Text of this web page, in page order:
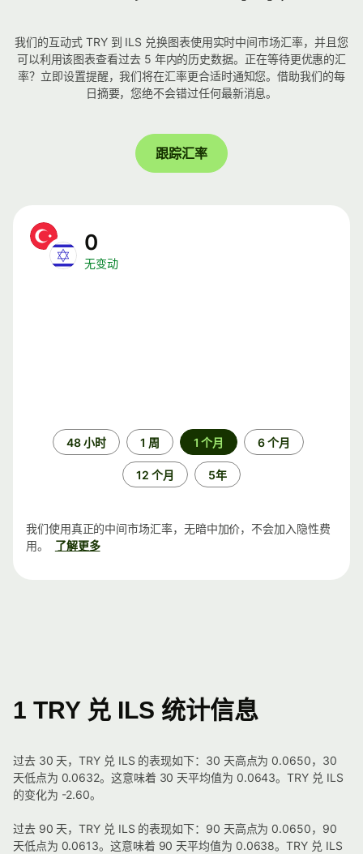
我们的互动式 TRY 到 ILS 兑换图表使用实时中间市场汇率，并且您
可以利用该图表查看过去 5 年内的历史数据。正在等待更优惠的汇
率？立即设置提醒，我们将在汇率更合适时通知您。借助我们的每
日摘要，您绝不会错过任何最新消息。
跟踪汇率
0
无变动
48 小时 1 周 1 个月 6 个月
12 个月 5年
我们使用真正的中间市场汇率，无暗中加价，不会加入隐性费
用。
了解更多
1 TRY 兑 ILS 统计信息
过去 30 天，TRY 兑 ILS 的表现如下：30 天高点为 0.0650，30
天低点为 0.0632。这意味着 30 天平均值为 0.0643。TRY 兑 ILS
的变化为 -2.60。
过去 90 天，TRY 兑 ILS 的表现如下：90 天高点为 0.0650，90
天低点为 0.0613。这意味着 90 天平均值为 0.0638。TRY 兑 ILS